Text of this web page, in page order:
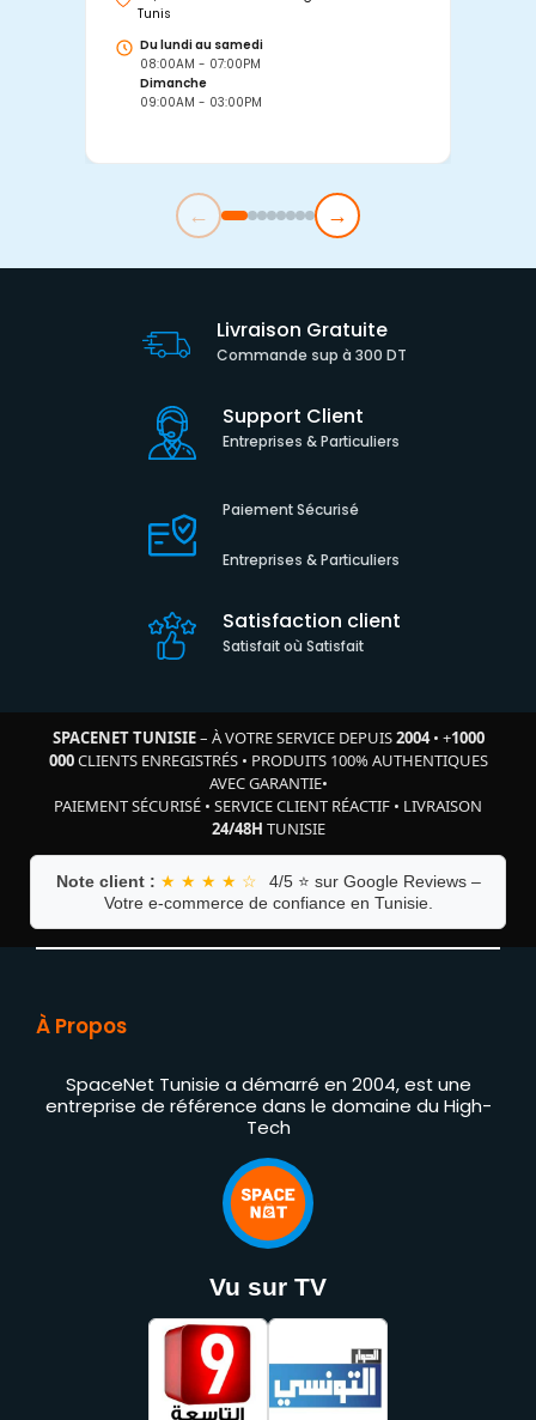
Tunis
Du lundi au samedi
08:00AM - 07:00PM
Dimanche
09:00AM - 03:00PM
← →
Livraison Gratuite
Commande sup à 300 DT
Support Client
Entreprises & Particuliers
Paiement Sécurisé
Entreprises & Particuliers
Satisfaction client
Satisfait où Satisfait
SPACENET TUNISIE– À VOTRE SERVICE DEPUIS2004• +1000
000CLIENTS ENREGISTRÉS• PRODUITS 100% AUTHENTIQUES
AVEC GARANTIE•
PAIEMENT SÉCURISÉ • SERVICE CLIENT RÉACTIF • LIVRAISON
24/48H TUNISIE
Note client : ★ ★ ★ ★ ☆
4/5 ⭐ sur Google Reviews –
Votre e-commerce de confiance en Tunisie.
À Propos
SpaceNet Tunisie a démarré en 2004, est une
entreprise de référence dans le domaine du High-
Tech
Vu sur TV